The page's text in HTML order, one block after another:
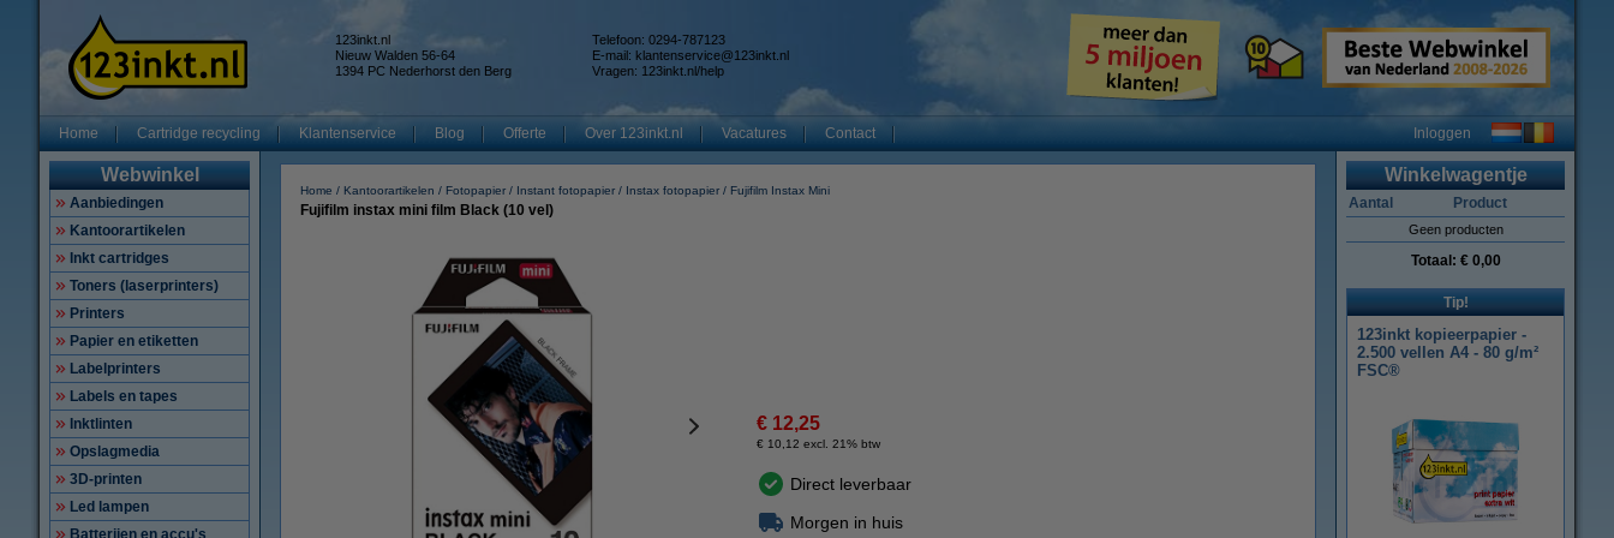
123inkt.nl
Nieuw Walden 56-64
1394 PC Nederhorst den Berg
Telefoon: 0294-787123
E-mail: klantenservice@123inkt.nl
Vragen: 123inkt.nl/help
Home Cartridge recycling Klantenservice Blog Offerte Over 123inkt.nl Vacatures Contact Inloggen
Webwinkel
Aanbiedingen
Kantoorartikelen
Inkt cartridges
Toners (laserprinters)
Printers
Papier en etiketten
Labelprinters
Labels en tapes
Inktlinten
Opslagmedia
3D-printen
Led lampen
Batterijen en accu's
Home Kantoorartikelen Fotopapier Instant fotopapier Instax fotopapier Fujifilm Instax Mini
Fujifilm instax mini film Black (10 vel)
€ 12,25
€ 10,12 excl. 21% btw
Direct leverbaar
Morgen in huis
Winkelwagentje
Aantal Product
Geen producten
Totaal: € 0,00
Tip!
123inkt kopieerpapier -
2.500 vellen A4 - 80 g/m²
FSC®